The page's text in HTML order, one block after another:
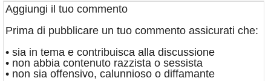
Aggiungi il tuo commento
Prima di pubblicare un tuo commento assicurati che:
• sia in tema e contribuisca alla discussione
• non abbia contenuto razzista o sessista
• non sia offensivo, calunnioso o diffamante